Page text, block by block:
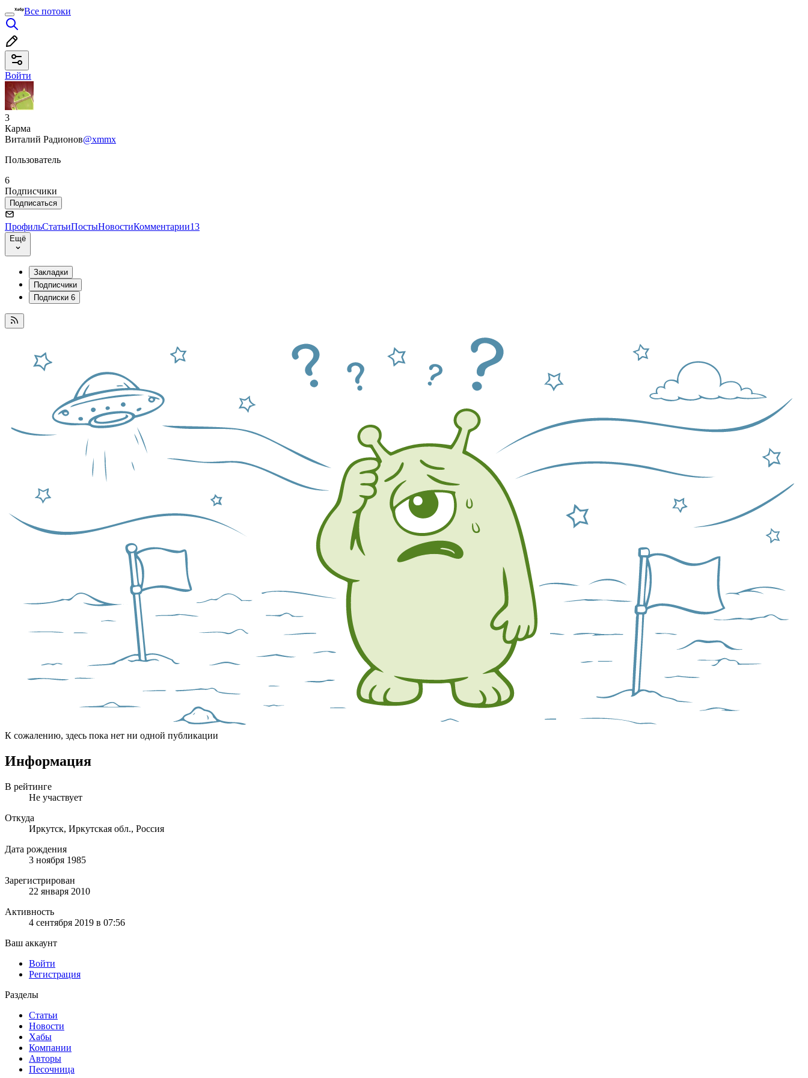
Все потоки
Войти
3
Карма
Виталий Радионов@xmmx
Пользователь
6
Подписчики
Подписаться
ПрофильСтатьиПостыНовостиКомментарии13
Ещё
Закладки
Подписчики
Подписки 6
К сожалению, здесь пока нет ни одной публикации
Информация
В рейтинге
Не участвует
Откуда
Иркутск, Иркутская обл., Россия
Дата рождения
3 ноября 1985
Зарегистрирован
22 января 2010
Активность
4 сентября 2019 в 07:56
Ваш аккаунт
Войти
Регистрация
Разделы
Статьи
Новости
Хабы
Компании
Авторы
Песочница